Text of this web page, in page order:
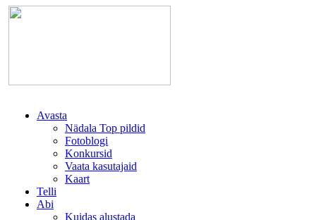
Avasta
Nädala Top pildid
Fotoblogi
Konkursid
Vaata kasutajaid
Kaart
Telli
Abi
Kuidas alustada